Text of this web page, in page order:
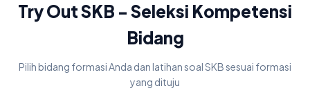
Try Out SKB - Seleksi Kompetensi
Bidang
Pilih bidang formasi Anda dan latihan soal SKB sesuai formasi
yang dituju